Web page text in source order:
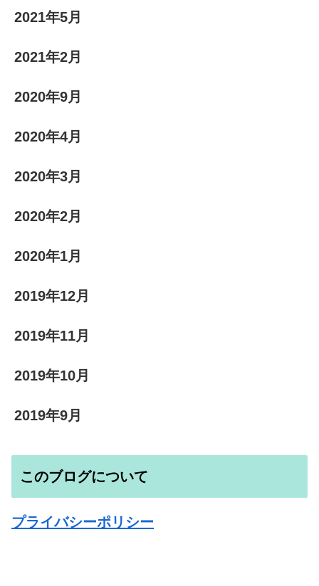
2021年5月
2021年2月
2020年9月
2020年4月
2020年3月
2020年2月
2020年1月
2019年12月
2019年11月
2019年10月
2019年9月
このブログについて
プライバシーポリシー